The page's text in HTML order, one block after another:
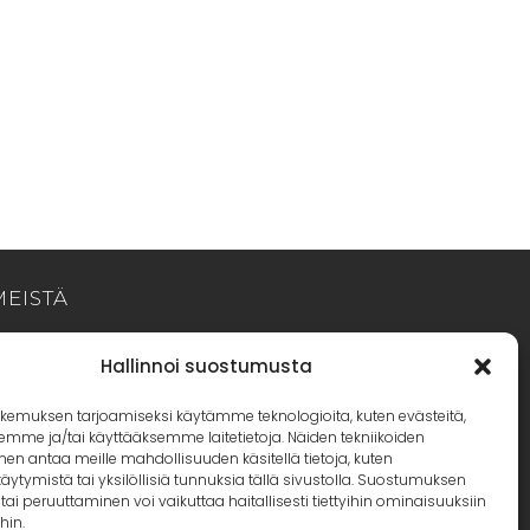
Hallinnoi suostumusta
tarjoamiseksi käytämme teknologioita, kuten evästeitä,
ja/tai käyttääksemme laitetietoja. Näiden tekniikoiden
antaa meille mahdollisuuden käsitellä tietoja, kuten
tai yksilöllisiä tunnuksia tällä sivustolla. Suostumuksen
peruuttaminen voi vaikuttaa haitallisesti tiettyihin ominaisuuksiin
Sisustus Ihanuuden maailmaan!
sijaitsee Ikaalisissa, Cafe
yhteydessä kolmostien varrella. Voit
halutessasi noutaa verkko-ostoksesi